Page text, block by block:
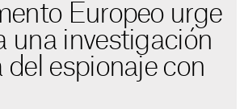
Europeo urge
una investigación
del espionaje con